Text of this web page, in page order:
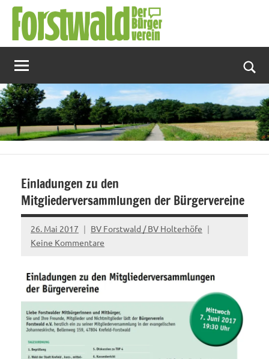
Zum
Inhalt
springen
Einladungen zu den
Mitgliederversammlungen der Bürgervereine
26. Mai 2017
BV Forstwald / BV Holterhöfe
Keine Kommentare
Vereine